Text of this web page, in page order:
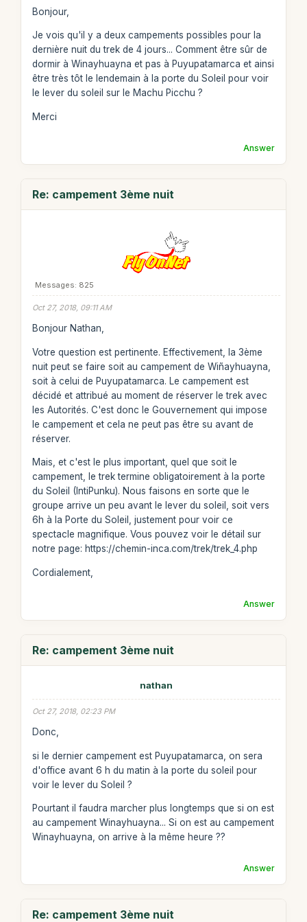
Bonjour,
Je vois qu'il y a deux campements possibles pour la
dernière nuit du trek de 4 jours... Comment être sûr de
dormir à Winayhuayna et pas à Puyupatamarca et ainsi
être très tôt le lendemain à la porte du Soleil pour voir
le lever du soleil sur le Machu Picchu ?
Merci
Answer
Re: campement 3ème nuit
Messages: 825
Oct 27, 2018, 09:11 AM
Bonjour Nathan,
Votre question est pertinente. Effectivement, la 3ème
nuit peut se faire soit au campement de Wiñayhuayna,
soit à celui de Puyupatamarca. Le campement est
décidé et attribué au moment de réserver le trek avec
les Autorités. C'est donc le Gouvernement qui impose
le campement et cela ne peut pas être su avant de
réserver.
Mais, et c'est le plus important, quel que soit le
campement, le trek termine obligatoirement à la porte
du Soleil (IntiPunku). Nous faisons en sorte que le
groupe arrive un peu avant le lever du soleil, soit vers
6h à la Porte du Soleil, justement pour voir ce
spectacle magnifique. Vous pouvez voir le détail sur
notre page: https://chemin-inca.com/trek/trek_4.php
Cordialement,
Answer
Re: campement 3ème nuit
nathan
Oct 27, 2018, 02:23 PM
Donc,
si le dernier campement est Puyupatamarca, on sera
d'office avant 6 h du matin à la porte du soleil pour
voir le lever du Soleil ?
Pourtant il faudra marcher plus longtemps que si on est
au campement Winayhuayna... Si on est au campement
Winayhuayna, on arrive à la même heure ??
Answer
Re: campement 3ème nuit